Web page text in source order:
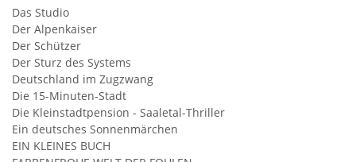
Das Studio
Der Alpenkaiser
Der Schützer
Der Sturz des Systems
Deutschland im Zugzwang
Die 15-Minuten-Stadt
Die Kleinstadtpension - Saaletal-Thriller
Ein deutsches Sonnenmärchen
EIN KLEINES BUCH